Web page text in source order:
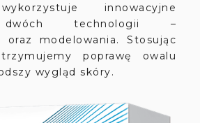
innowacyjne
dwóch technologii –
oraz modelowania. Stosując
poprawę owalu
wygląd skóry.